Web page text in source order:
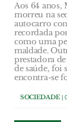
Aos 64 anos,
morreu na
autocarro
recordada
como uma
maldade.
prestadora
de saúde, foi
encontra-se
SOCIEDADE|